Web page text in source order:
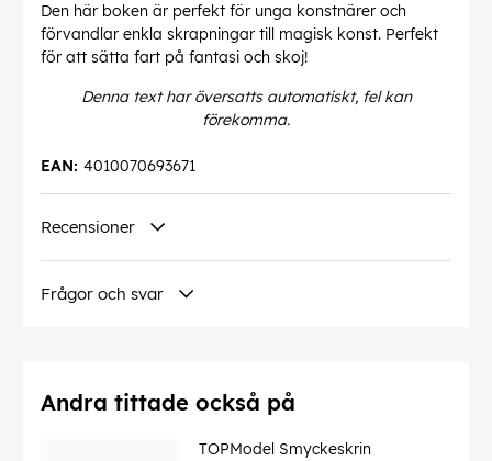
Den här boken är perfekt för unga konstnärer och
förvandlar enkla skrapningar till magisk konst. Perfekt
för att sätta fart på fantasi och skoj!
Denna text har översatts automatiskt, fel kan
förekomma.
4010070693671
EAN:
Recensioner
Frågor och svar
Andra tittade också på
TOPModel Smyckeskrin